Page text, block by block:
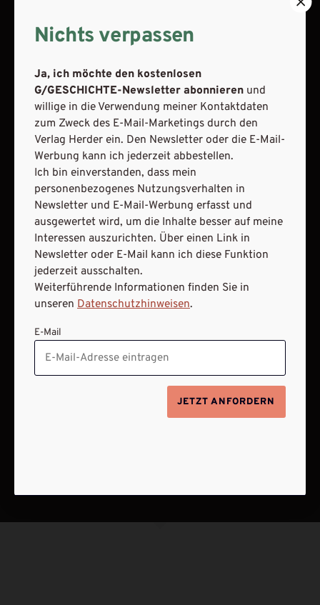
AGB und Widerrufsbelehrung
Datenschutz
Barrierefreiheit
Impressum
VERTRAG WIDERRUFEN
ABO ONLINE KÜNDIGEN
Nichts verpassen
Ja, ich möchte den kostenlosen
G/GESCHICHTE-Newsletter abonnieren und
willige in die Verwendung meiner Kontaktdaten
zum Zweck des E-Mail-Marketings durch den
Verlag Herder ein. Den Newsletter oder die E-Mail-
Werbung kann ich jederzeit abbestellen.
Ich bin einverstanden, dass mein
personenbezogenes Nutzungsverhalten in
Newsletter und E-Mail-Werbung erfasst und
ausgewertet wird, um die Inhalte besser auf meine
Interessen auszurichten. Über einen Link in
Newsletter oder E-Mail kann ich diese Funktion
jederzeit ausschalten.
Weiterführende Informationen finden Sie in
unseren Datenschutzhinweisen.
E-Mail
JETZT ANFORDERN